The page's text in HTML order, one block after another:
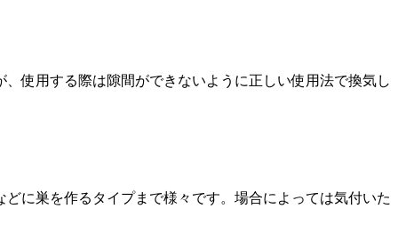
使用する際は隙間ができないように正しい使用法で換気し
に巣を作るタイプまで様々です。場合によっては気付いた